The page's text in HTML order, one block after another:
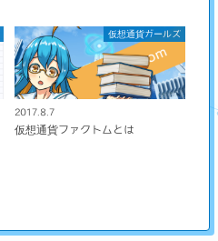
仮想通貨ガールズ
2017.8.7
仮想通貨ファクトムとは